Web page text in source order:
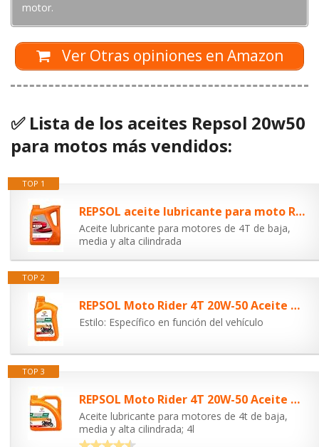
motor.
Ver Otras opiniones en Amazon
✅ Lista de los aceites Repsol 20w50
para motos más vendidos:
TOP 1
REPSOL aceite lubricante para moto RIDER 4T 20W-50 4L
Aceite lubricante para motores de 4T de baja,
media y alta cilindrada
TOP 2
REPSOL Moto Rider 4T 20W-50 Aceite De Motor Para Moto, 1L
Estilo: Específico en función del vehículo
TOP 3
REPSOL Moto Rider 4T 20W-50 Aceite De Motor Para Moto, 4L
Aceite lubricante para motores de 4t de baja,
media y alta cilindrada; 4l